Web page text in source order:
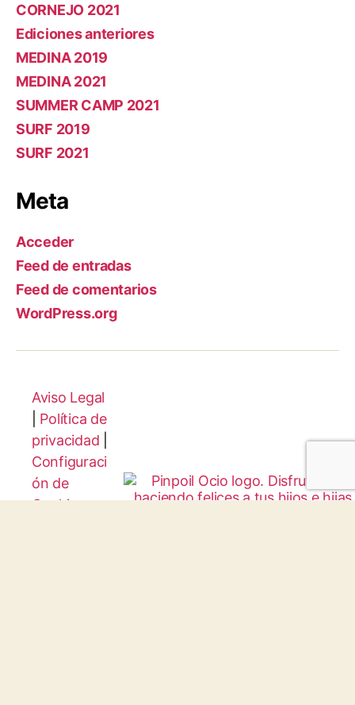
CORNEJO 2021
Ediciones anteriores
MEDINA 2019
MEDINA 2021
SUMMER CAMP 2021
SURF 2019
SURF 2021
Meta
Acceder
Feed de entradas
Feed de comentarios
WordPress.org
Aviso Legal
Política de
privacidad
Configuraci
ón de
Cookies